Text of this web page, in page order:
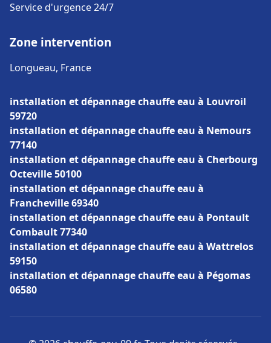
Service d'urgence 24/7
Zone intervention
Longueau, France
installation et dépannage chauffe eau à Louvroil
59720
installation et dépannage chauffe eau à Nemours
77140
installation et dépannage chauffe eau à Cherbourg
Octeville 50100
installation et dépannage chauffe eau à
Francheville 69340
installation et dépannage chauffe eau à Pontault
Combault 77340
installation et dépannage chauffe eau à Wattrelos
59150
installation et dépannage chauffe eau à Pégomas
06580